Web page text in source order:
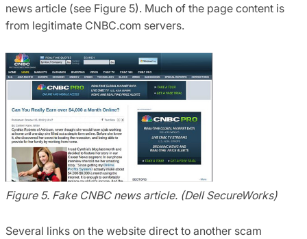
news article (see Figure 5). Much of the page content is
from legitimate CNBC.com servers.
Figure 5. Fake CNBC news article. (Dell SecureWorks)
Several links on the website direct to another scam